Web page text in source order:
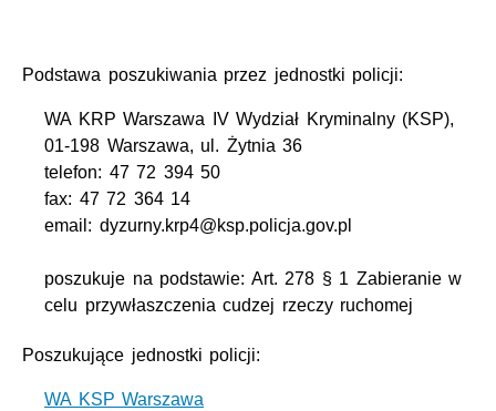
Podstawa poszukiwania przez jednostki policji:
WA KRP Warszawa IV Wydział Kryminalny (KSP),
01-198 Warszawa, ul. Żytnia 36
telefon: 47 72 394 50
fax: 47 72 364 14
email: dyzurny.krp4@ksp.policja.gov.pl
poszukuje na podstawie: Art. 278 § 1 Zabieranie w
celu przywłaszczenia cudzej rzeczy ruchomej
Poszukujące jednostki policji:
WA KSP Warszawa